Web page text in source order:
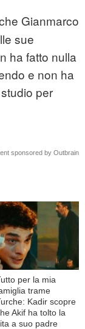
Gianmarco
sue
ha fatto nulla
e non ha
per
sponsored by Outbrain
per la mia
trame
Kadir scopre
Akif ha tolto la
a suo padre